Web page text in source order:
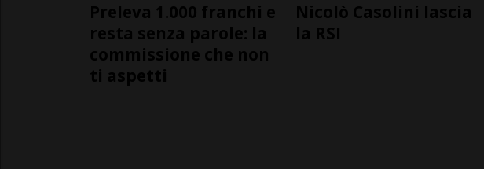
Preleva 1.000 franchi e
resta senza parole: la
commissione che non
ti aspetti
Nicolò Casolini lascia
la RSI